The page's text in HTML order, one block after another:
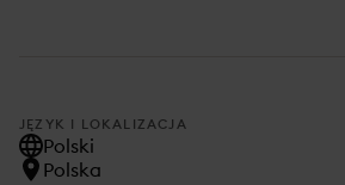
JĘZYK I LOKALIZACJA
Polski
Polska